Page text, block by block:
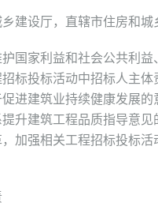
设厅，直辖市住房和城
家利益和社会公共利益
标投标活动中招标人主
进建筑业持续健康发展
升建筑工程品质指导意
加强相关工程招标投标